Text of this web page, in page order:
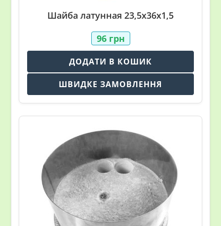
Шайба латунная 23,5х36х1,5
96 грн
ДОДАТИ В КОШИК
ШВИДКЕ ЗАМОВЛЕННЯ